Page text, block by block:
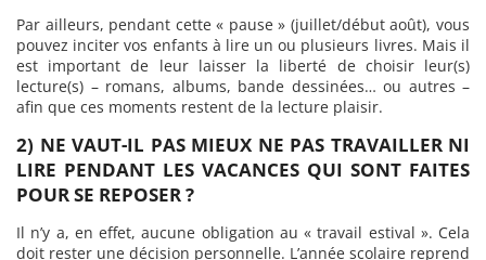
Par ailleurs, pendant cette « pause » (juillet/début août), vous
pouvez inciter vos enfants à lire un ou plusieurs livres. Mais il
est important de leur laisser la liberté de choisir leur(s)
lecture(s) – romans, albums, bande dessinées… ou autres –
afin que ces moments restent de la lecture plaisir.
2) NE VAUT-IL PAS MIEUX NE PAS TRAVAILLER NI
LIRE PENDANT LES VACANCES QUI SONT FAITES
POUR SE REPOSER ?
Il n’y a, en effet, aucune obligation au « travail estival ». Cela
doit rester une décision personnelle. L’année scolaire reprend